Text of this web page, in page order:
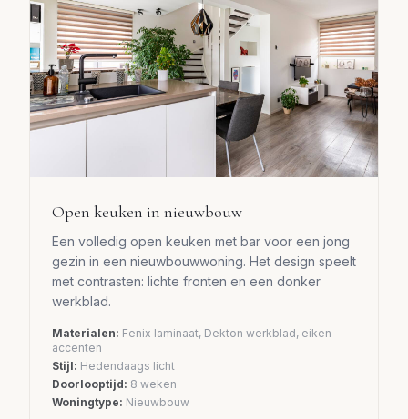
Open keuken in nieuwbouw
Een volledig open keuken met bar voor een jong
gezin in een nieuwbouwwoning. Het design speelt
met contrasten: lichte fronten en een donker
werkblad.
Materialen: Fenix laminaat, Dekton werkblad, eiken
accenten
Stijl: Hedendaags licht
Doorlooptijd: 8 weken
Woningtype: Nieuwbouw